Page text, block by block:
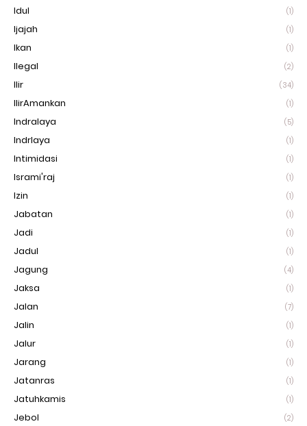
Idul (1)
Ijajah (1)
Ikan (1)
Ilegal (2)
Ilir (34)
IlirAmankan (1)
Indralaya (5)
Indrlaya (1)
Intimidasi (1)
Isrami'raj (1)
Izin (1)
Jabatan (1)
Jadi (1)
Jadul (1)
Jagung (4)
Jaksa (1)
Jalan (7)
Jalin (1)
Jalur (1)
Jarang (1)
Jatanras (1)
Jatuhkamis (1)
Jebol (2)